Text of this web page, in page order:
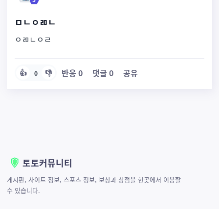
ㅁㄴㅇㄻㄴ
ㅇㄻㄴㅇㄹ
👍 0 👎 반응 0 댓글 0 공유
토토커뮤니티
게시판, 사이트 정보, 스포츠 정보, 보상과 상점을 한곳에서 이용할
수 있습니다.